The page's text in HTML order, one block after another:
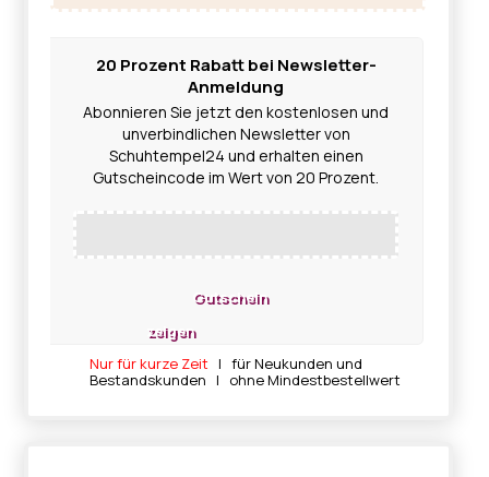
20 Prozent Rabatt bei Newsletter-
Anmeldung
Abonnieren Sie jetzt den kostenlosen und
unverbindlichen Newsletter von
Schuhtempel24 und erhalten einen
Gutscheincode im Wert von 20 Prozent.
Gutschein
zeigen
Nur für kurze Zeit | für Neukunden und
Bestandskunden | ohne Mindestbestellwert